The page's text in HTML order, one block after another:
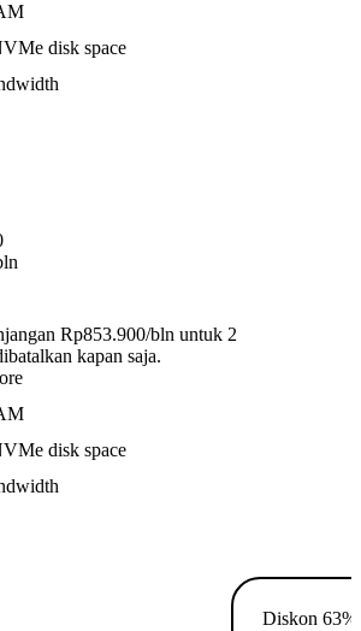
disk space
Rp853.900/bln untuk 2
kapan saja.
disk space
Diskon 63%